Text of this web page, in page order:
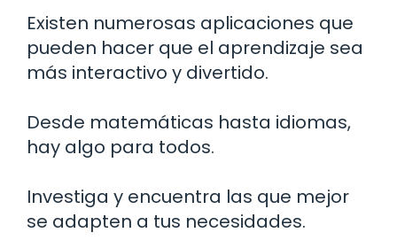
Existen numerosas aplicaciones que
pueden hacer que el aprendizaje sea
más interactivo y divertido.
Desde matemáticas hasta idiomas,
hay algo para todos.
Investiga y encuentra las que mejor
se adapten a tus necesidades.